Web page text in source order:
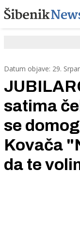
Datum objave: 29.
satima
se
Kovača
da te